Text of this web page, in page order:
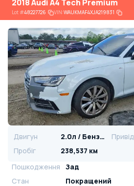
2018 Audi A4 Tech Premium
Lot#48227726 VIN:WAUKMAF4XJA219831
Двигун 2.0л / Бензин Привід
Пробіг
238,537 км
Пошкодження
Зад
Стан
Покращений